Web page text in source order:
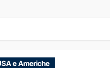
e Americhe